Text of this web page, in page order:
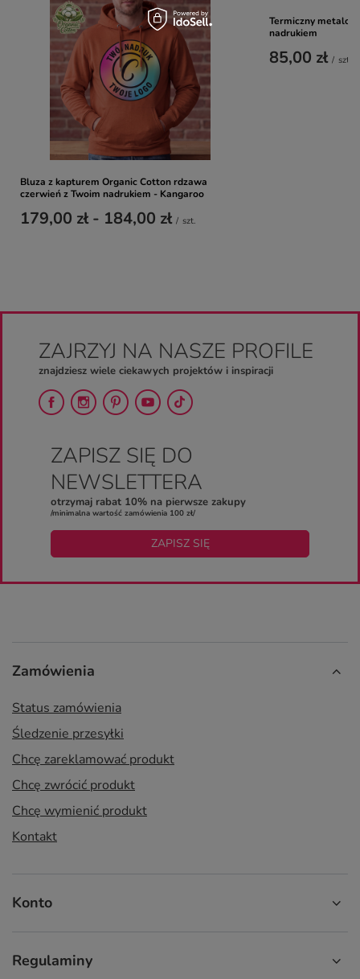
Bluza z kapturem Organic Cotton rdzawa
czerwień z Twoim nadrukiem - Kangaroo
179,00 zł- 184,00 zł / szt.
Termiczny
nadrukiem
85,00 zł / szt.
ZAJRZYJ NA NASZE PROFILE
znajdziesz wiele ciekawych projektów i inspiracji
ZAPISZ SIĘ DO
NEWSLETTERA
otrzymaj rabat 10% na pierwsze zakupy
/minimalna wartość zamówienia 100 zł/
ZAPISZ SIĘ
Zamówienia
Status zamówienia
Śledzenie przesyłki
Chcę zareklamować produkt
Chcę zwrócić produkt
Chcę wymienić produkt
Kontakt
Konto
Regulaminy